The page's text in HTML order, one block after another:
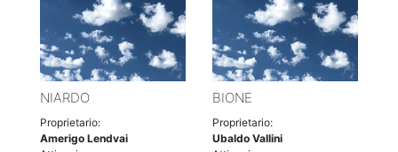
NIARDO
Proprietario:
Amerigo Lendvai
BIONE
Proprietario:
Ubaldo Vallini